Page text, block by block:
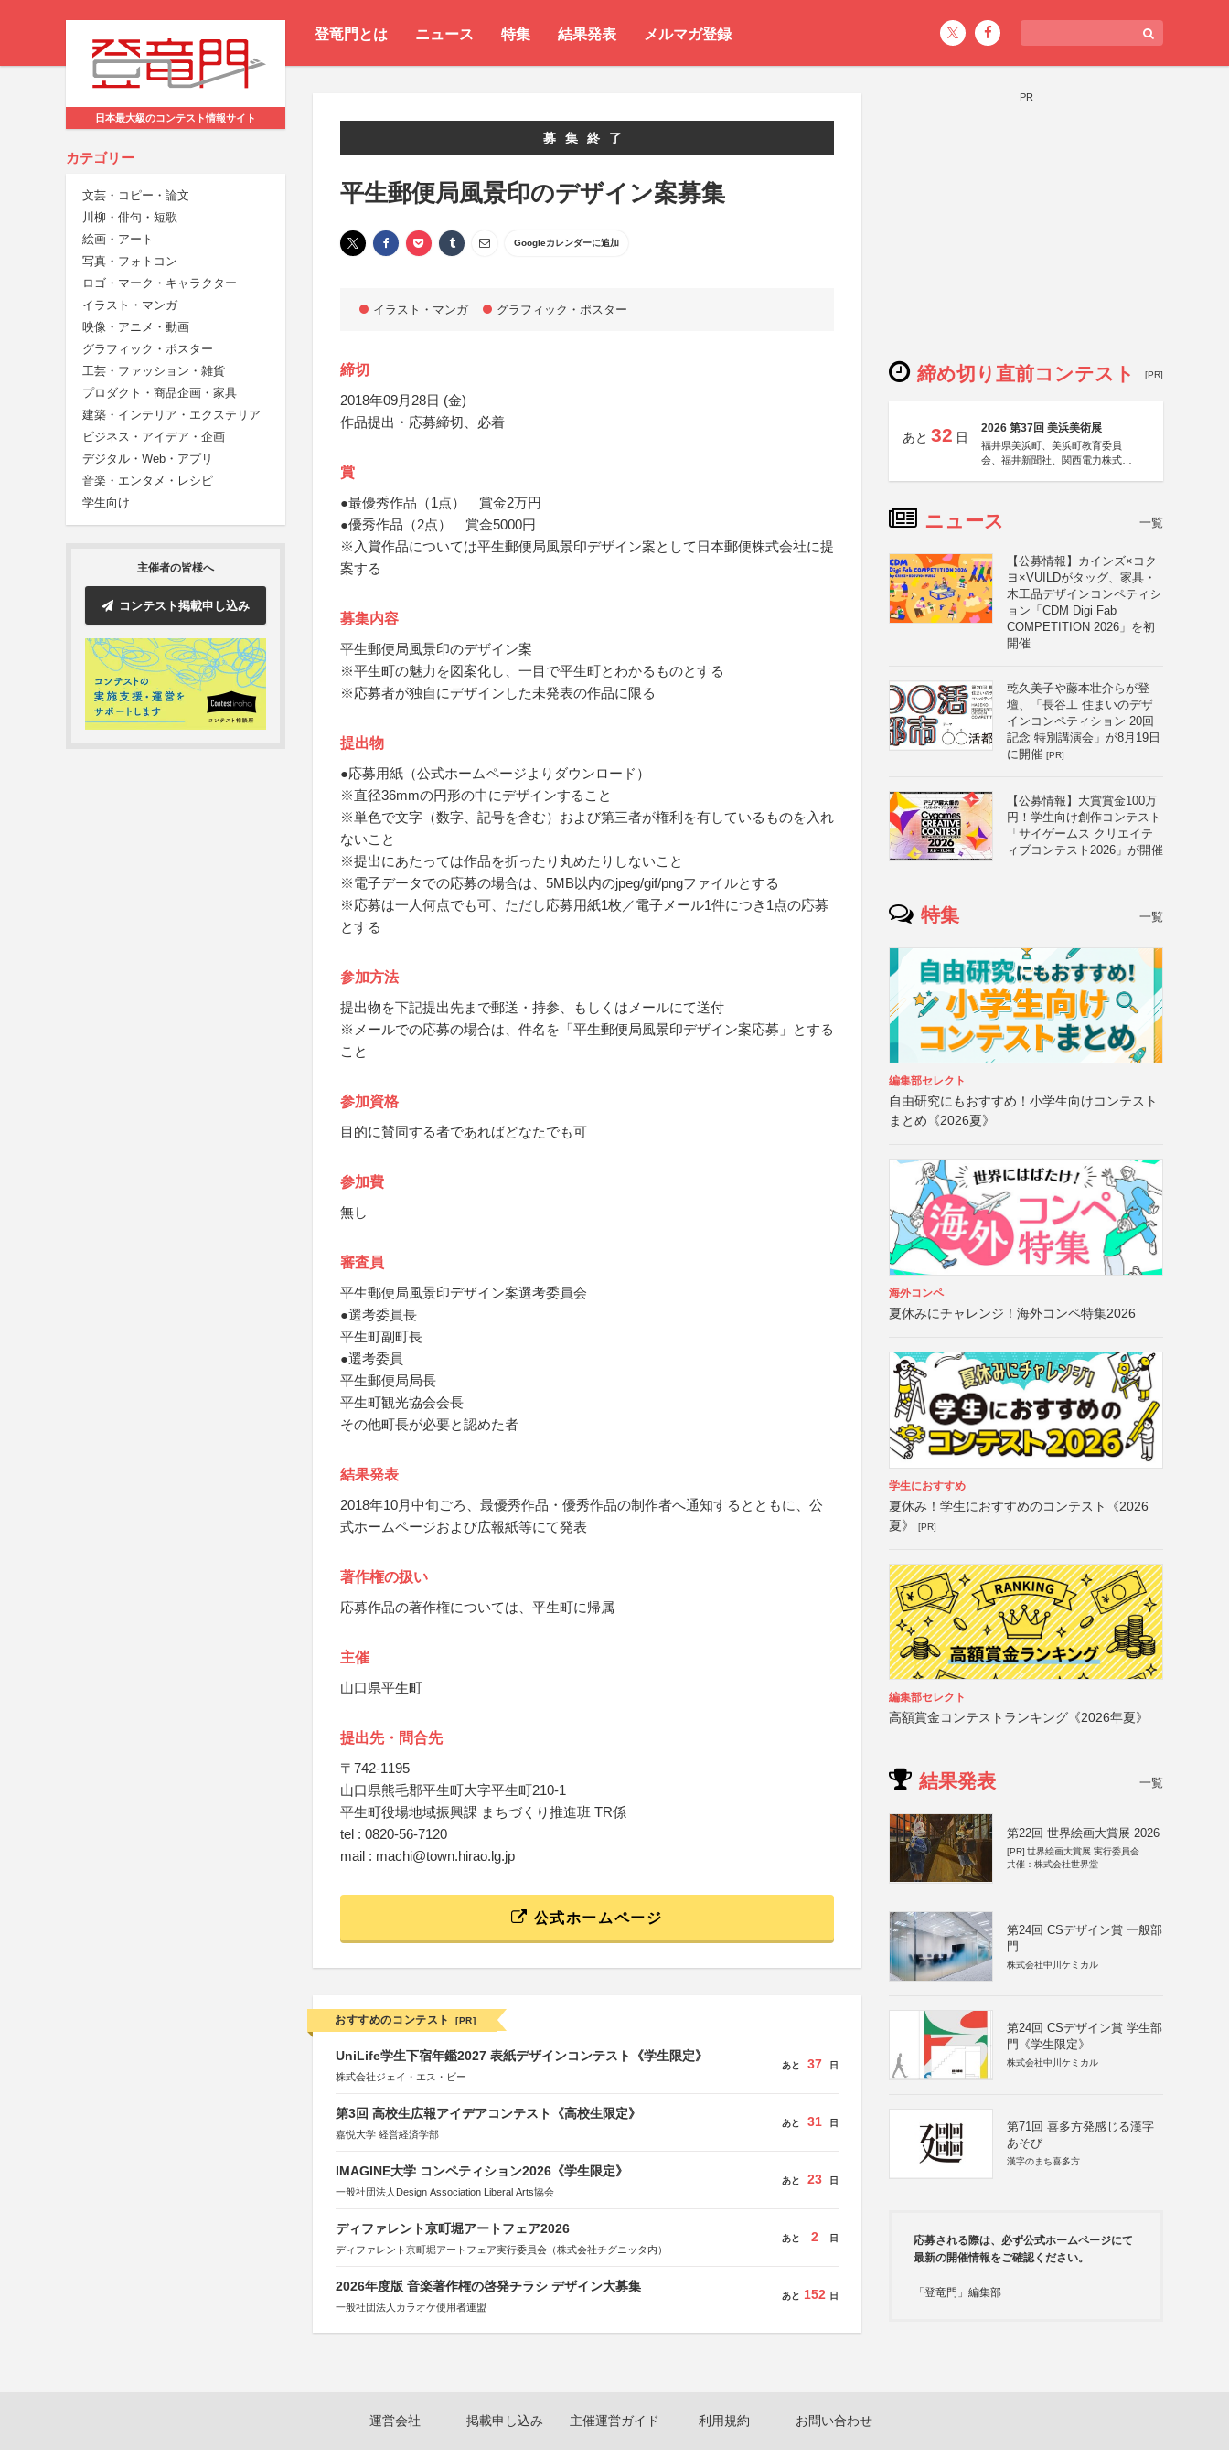
登竜門とは ニュース 特集 結果発表 メルマガ登録
日本最大級のコンテスト情報サイト
カテゴリー
文芸・コピー・論文
川柳・俳句・短歌
絵画・アート
写真・フォトコン
ロゴ・マーク・キャラクター
イラスト・マンガ
映像・アニメ・動画
グラフィック・ポスター
工芸・ファッション・雑貨
プロダクト・商品企画・家具
建築・インテリア・エクステリア
ビジネス・アイデア・企画
デジタル・Web・アプリ
音楽・エンタメ・レシピ
学生向け
主催者の皆様へ
コンテスト掲載申し込み
募集終了
平生郵便局風景印のデザイン案募集
Googleカレンダーに追加
イラスト・マンガ グラフィック・ポスター
締切
2018年09月28日 (金)
作品提出・応募締切、必着
賞
●最優秀作品（1点） 賞金2万円
●優秀作品（2点） 賞金5000円
※入賞作品については平生郵便局風景印デザイン案として日本郵便株式会社に提
案する
募集内容
平生郵便局風景印のデザイン案
※平生町の魅力を図案化し、一目で平生町とわかるものとする
※応募者が独自にデザインした未発表の作品に限る
提出物
●応募用紙（公式ホームページよりダウンロード）
※直径36mmの円形の中にデザインすること
※単色で文字（数字、記号を含む）および第三者が権利を有しているものを入れ
ないこと
※提出にあたっては作品を折ったり丸めたりしないこと
※電子データでの応募の場合は、5MB以内のjpeg/gif/pngファイルとする
※応募は一人何点でも可、ただし応募用紙1枚／電子メール1件につき1点の応募
とする
参加方法
提出物を下記提出先まで郵送・持参、もしくはメールにて送付
※メールでの応募の場合は、件名を「平生郵便局風景印デザイン案応募」とする
こと
参加資格
目的に賛同する者であればどなたでも可
参加費
無し
審査員
平生郵便局風景印デザイン案選考委員会
●選考委員長
平生町副町長
●選考委員
平生郵便局局長
平生町観光協会会長
その他町長が必要と認めた者
結果発表
2018年10月中旬ごろ、最優秀作品・優秀作品の制作者へ通知するとともに、公
式ホームページおよび広報紙等にて発表
著作権の扱い
応募作品の著作権については、平生町に帰属
主催
山口県平生町
提出先・問合先
〒742-1195
山口県熊毛郡平生町大字平生町210-1
平生町役場地域振興課 まちづくり推進班 TR係
tel : 0820-56-7120
mail : machi@town.hirao.lg.jp
公式ホームページ
おすすめのコンテスト [PR]
UniLife学生下宿年鑑2027 表紙デザインコンテスト《学生限定》
株式会社ジェイ・エス・ビー
あと 37 日
第3回 高校生広報アイデアコンテスト《高校生限定》
嘉悦大学 経営経済学部
あと 31 日
IMAGINE大学 コンペティション2026《学生限定》
一般社団法人Design Association Liberal Arts協会
あと 23 日
ディファレント京町堀アートフェア2026
ディファレント京町堀アートフェア実行委員会（株式会社チグニッタ内）
あと 2 日
2026年度版 音楽著作権の啓発チラシ デザイン大募集
一般社団法人カラオケ使用者連盟
あと 152 日
PR
締め切り直前コンテスト [PR]
あと 32 日
2026 第37回 美浜美術展
福井県美浜町、美浜町教育委員
会、福井新聞社、関西電力株式会
ニュース 一覧
【公募情報】カインズ×コク
ヨ×VUILDがタッグ、家具・
木工品デザインコンペティシ
ョン「CDM Digi Fab
COMPETITION 2026」を初
開催
乾久美子や藤本壮介らが登
壇、「長谷工 住まいのデザ
インコンペティション 20回
記念 特別講演会」が8月19日
に開催 [PR]
【公募情報】大賞賞金100万
円！学生向け創作コンテスト
「サイゲームス クリエイテ
ィブコンテスト2026」が開催
特集 一覧
編集部セレクト
自由研究にもおすすめ！小学生向けコンテスト
まとめ《2026夏》
海外コンペ
夏休みにチャレンジ！海外コンペ特集2026
学生におすすめ
夏休み！学生におすすめのコンテスト《2026
夏》
[PR]
編集部セレクト
高額賞金コンテストランキング《2026年夏》
結果発表 一覧
第22回 世界絵画大賞展 2026
[PR] 世界絵画大賞展 実行委員会
共催：株式会社世界堂
第24回 CSデザイン賞 一般部
門
株式会社中川ケミカル
第24回 CSデザイン賞 学生部
門《学生限定》
株式会社中川ケミカル
第71回 喜多方発感じる漢字
あそび
漢字のまち喜多方
応募される際は、必ず公式ホームページにて
最新の開催情報をご確認ください。
「登竜門」編集部
運営会社 掲載申し込み 主催運営ガイド 利用規約 お問い合わせ